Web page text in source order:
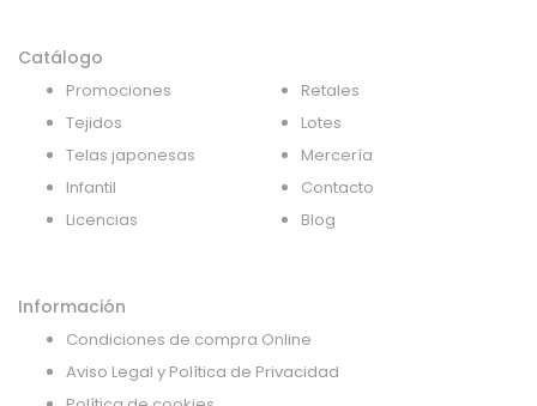
Catálogo
Promociones
Tejidos
Telas japonesas
Infantil
Licencias
Retales
Lotes
Mercería
Contacto
Blog
Información
Condiciones de compra Online
Aviso Legal y Política de Privacidad